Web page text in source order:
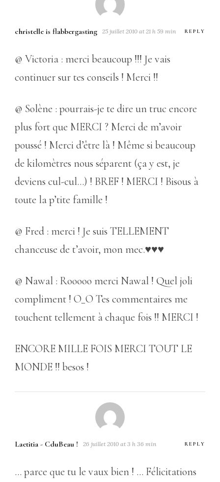
christelle is flabbergasting 25 juillet 2010 at 21 h 59 min REPLY
@ Victoria : merci beaucoup !!! Je vais
continuer sur tes conseils ! Merci !!
@ Solène : pourrais-je te dire un truc encore
plus fort que MERCI ? Merci de m’avoir
poussé ! Merci d’être là ! Même si beaucoup
de kilomètres nous séparent (ça y est, je
deviens cul-cul…) ! BREF ! MERCI ! Bisous à
toute la p’tite famille !
@ Fred : merci ! Je suis TELLEMENT
chanceuse de t’avoir, mon mec.♥♥♥
@ Nawal : Rooooo merci Nawal ! Quel joli
compliment ! O_O Tes commentaires me
touchent tellement à chaque fois !! MERCI !
ENCORE MILLE FOIS MERCI TOUT LE
MONDE !! besos !
Laetitia - CduBeau ! 26 juillet 2010 at 3 h 36 min REPLY
… parce que tu le vaux bien ! … Félicitations